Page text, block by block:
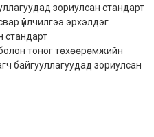
зориулсан стандарт
үйлчилгээ эрхэлдэг
стандарт
тоног төхөөрөмжийн
байгууллагуудад зориулсан